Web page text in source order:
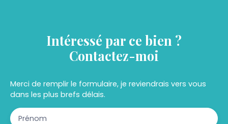
Intéressé par ce bien ?
Contactez-moi
Merci de remplir le formulaire, je reviendrais vers vous
dans les plus brefs délais.
Prénom